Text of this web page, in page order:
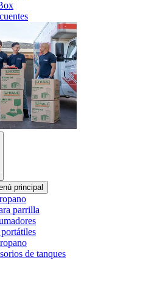
principal
parrilla
de tanques